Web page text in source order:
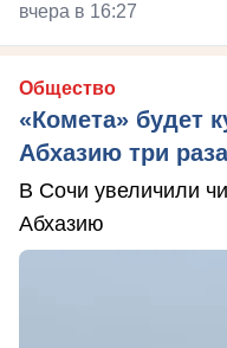
вчера в 16:27
Общество
«Комета» будет
Абхазию три
В Сочи увеличили
Абхазию